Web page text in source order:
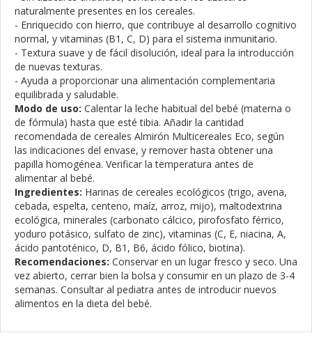
naturalmente presentes en los cereales.
- Enriquecido con hierro, que contribuye al desarrollo cognitivo
normal, y vitaminas (B1, C, D) para el sistema inmunitario.
- Textura suave y de fácil disolución, ideal para la introducción
de nuevas texturas.
- Ayuda a proporcionar una alimentación complementaria
equilibrada y saludable.
Modo de uso: Calentar la leche habitual del bebé (materna o
de fórmula) hasta que esté tibia. Añadir la cantidad
recomendada de cereales Almirón Multicereales Eco, según
las indicaciones del envase, y remover hasta obtener una
papilla homogénea. Verificar la temperatura antes de
alimentar al bebé.
Ingredientes: Harinas de cereales ecológicos (trigo, avena,
cebada, espelta, centeno, maíz, arroz, mijo), maltodextrina
ecológica, minerales (carbonato cálcico, pirofosfato férrico,
yoduro potásico, sulfato de zinc), vitaminas (C, E, niacina, A,
ácido pantoténico, D, B1, B6, ácido fólico, biotina).
Recomendaciones: Conservar en un lugar fresco y seco. Una
vez abierto, cerrar bien la bolsa y consumir en un plazo de 3-4
semanas. Consultar al pediatra antes de introducir nuevos
alimentos en la dieta del bebé.